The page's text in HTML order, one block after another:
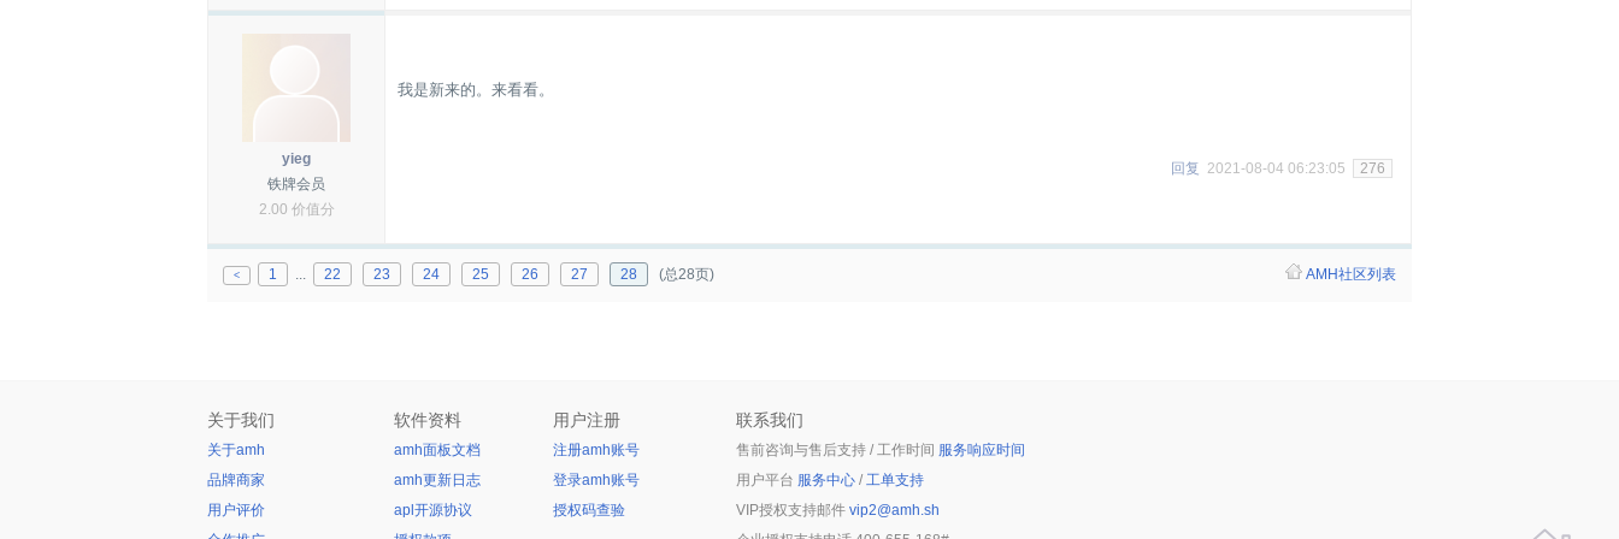
yieg
铁牌会员
2.00 价值分
我是新来的。来看看。
回复 2021-08-04 06:23:05 276
< 1 ... 22 23 24 25 26 27 28 (总28页) AMH社区列表
关于我们
关于amh
品牌商家
用户评价
软件资料
amh面板文档
amh更新日志
apl开源协议
用户注册
注册amh账号
登录amh账号
授权码查验
联系我们
售前咨询与售后支持 / 工作时间 服务响应时间
用户平台 服务中心 / 工单支持
VIP授权支持邮件 vip2@amh.sh